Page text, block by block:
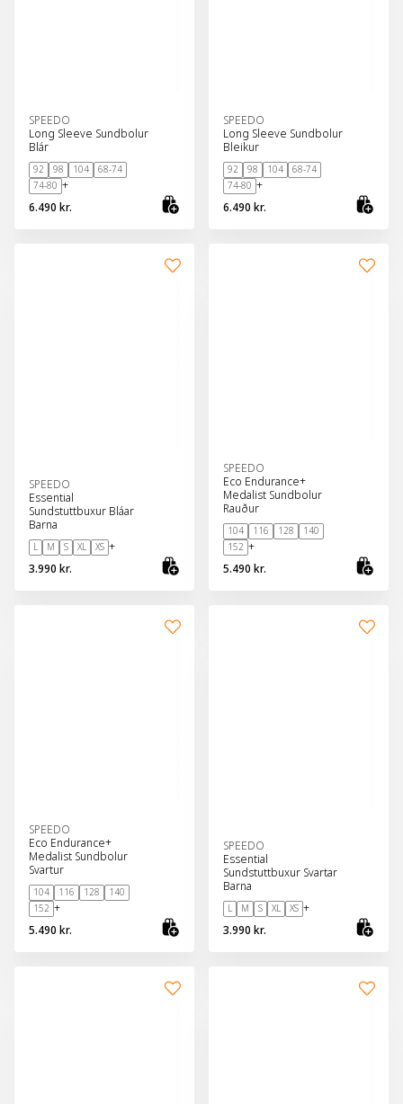
SPEEDO
Long Sleeve Sundbolur
Blár
92 98 104
68-74
74-80 +
6.490 kr.
SPEEDO
Long Sleeve Sundbolur
Bleikur
92 98 104
68-74
74-80 +
6.490 kr.
SPEEDO
Essential
Sundstuttbuxur Bláar
Barna
L M S XL XS +
3.990 kr.
SPEEDO
Eco Endurance+
Medalist Sundbolur
Rauður
104 116 128
140
152 +
5.490 kr.
SPEEDO
Eco Endurance+
Medalist Sundbolur
Svartur
104 116 128
140
152 +
5.490 kr.
SPEEDO
Essential
Sundstuttbuxur Svartar
Barna
L M S XL XS +
3.990 kr.